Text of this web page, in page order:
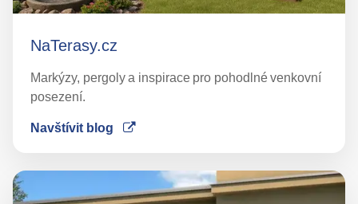
NaTerasy.cz
Markýzy, pergoly a inspirace pro pohodlné venkovní
posezení.
Navštívit blog